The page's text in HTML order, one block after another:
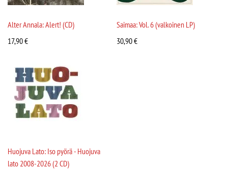
Alter Annala: Alert! (CD)
17,90€
Saimaa: Vol. 6 (valkoinen LP)
30,90€
Huojuva Lato: Iso pyörä - Huojuva
lato 2008-2026 (2 CD)